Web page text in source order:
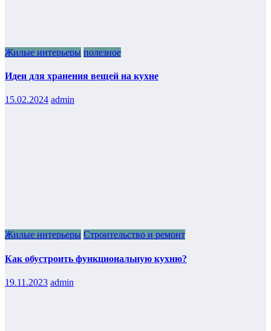
Жилые интерьеры полезное
Идеи для хранения вещей на кухне
15.02.2024 admin
Жилые интерьеры Строительство и ремонт
Как обустроить функциональную кухню?
19.11.2023 admin